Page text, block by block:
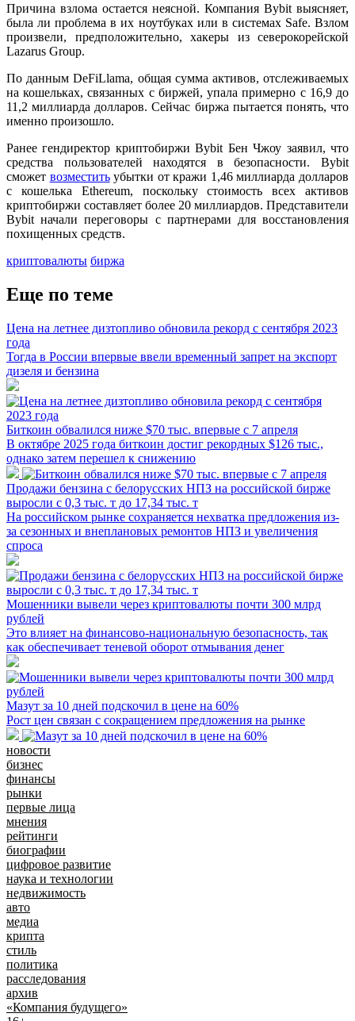
Причина взлома остается неясной. Компания Bybit выясняет,
была ли проблема в их ноутбуках или в системах Safe. Взлом
произвели, предположительно, хакеры из северокорейской
Lazarus Group.
По данным DeFiLlama, общая сумма активов, отслеживаемых
на кошельках, связанных с биржей, упала примерно с 16,9 до
11,2 миллиарда долларов. Сейчас биржа пытается понять, что
именно произошло.
Ранее гендиректор криптобиржи Bybit Бен Чжоу заявил, что
средства пользователей находятся в безопасности. Bybit
сможет возместитьубытки от кражи 1,46 миллиарда долларов
с кошелька Ethereum, поскольку стоимость всех активов
криптобиржи составляет более 20 миллиардов. Представители
Bybit начали переговоры с партнерами для восстановления
похищенных средств.
криптовалюты биржа
Еще по теме
Цена на летнее дизтопливо обновила рекорд с сентября 2023
года
Тогда в России впервые ввели временный запрет на экспорт
дизеля и бензина
Биткоин обвалился ниже $70 тыс. впервые с 7 апреля
В октябре 2025 года биткоин достиг рекордных $126 тыс.,
однако затем перешел к снижению
Продажи бензина с белорусских НПЗ на российской бирже
выросли с 0,3 тыс. т до 17,34 тыс. т
На российском рынке сохраняется нехватка предложения из-
за сезонных и внеплановых ремонтов НПЗ и увеличения
спроса
Мошенники вывели через криптовалюты почти 300 млрд
рублей
Это влияет на финансово-национальную безопасность, так
как обеспечивает теневой оборот отмывания денег
Мазут за 10 дней подскочил в цене на 60%
Рост цен связан с сокращением предложения на рынке
новости
бизнес
финансы
рынки
первые лица
мнения
рейтинги
биографии
цифровое развитие
наука и технологии
недвижимость
авто
медиа
крипта
стиль
политика
расследования
архив
«Компания будущего»